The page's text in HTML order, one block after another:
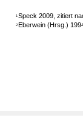
1 Speck 2009, zitiert
2 Eberwein (Hrsg.)